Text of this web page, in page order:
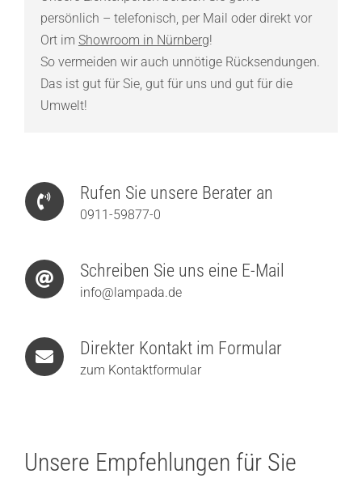
persönlich – telefonisch, per Mail oder direkt vor
Ort im Showroom in Nürnberg!
So vermeiden wir auch unnötige Rücksendungen.
Das ist gut für Sie, gut für uns und gut für die
Umwelt!
Rufen Sie unsere Berater an
0911-59877-0
Schreiben Sie uns eine E-Mail
info@lampada.de
Direkter Kontakt im Formular
zum Kontaktformular
Unsere Empfehlungen für Sie